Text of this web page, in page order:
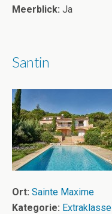
Meerblick: Ja
Santin
Ort: Sainte Maxime
Kategorie: Extraklasse